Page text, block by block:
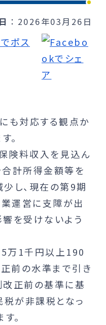
2026年03月26日
も対応する観点か
。
険料収入を見込ん
計所得金額等を
し、現在の第9期
運営に支障が出
を受けないよう
万1千円以上190
前の水準まで引き
改正前の基準に基
税が非課税となっ
。